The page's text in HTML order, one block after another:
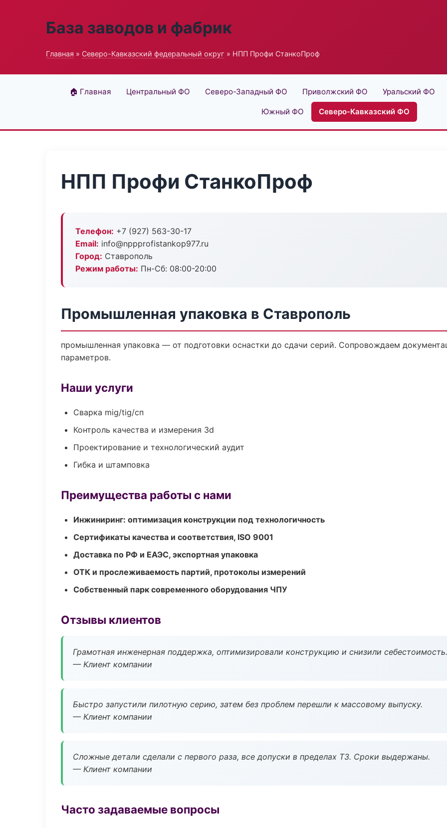
База заводов и фабрик
Главная » Северо-Кавказский федеральный округ » НПП Профи СтанкоПроф
🏠 Главная Центральный ФО Северо-Западный ФО Приволжский ФО Уральский ФО
Южный ФО Северо-Кавказский ФО
НПП Профи СтанкоПроф
Телефон: +7 (927) 563-30-17
Email: info@nppprofistankop977.ru
Город: Ставрополь
Режим работы: Пн-Сб: 08:00-20:00
Промышленная упаковка в Ставрополь
промышленная упаковка — от подготовки оснастки до сдачи серий. Сопровождаем
параметров.
Наши услуги
Сварка mig/tig/сп
Контроль качества и измерения 3d
Проектирование и технологический аудит
Гибка и штамповка
Преимущества работы с нами
Инжиниринг: оптимизация конструкции под технологичность
Сертификаты качества и соответствия, ISO 9001
Доставка по РФ и ЕАЭС, экспортная упаковка
ОТК и прослеживаемость партий, протоколы измерений
Собственный парк современного оборудования ЧПУ
Отзывы клиентов
Грамотная инженерная поддержка, оптимизировали конструкцию и снизили себестоимость.
— Клиент компании
Быстро запустили пилотную серию, затем без проблем перешли к массовому выпуску.
— Клиент компании
Сложные детали сделали с первого раза, все допуски в пределах ТЗ. Сроки выдержаны.
— Клиент компании
Часто задаваемые вопросы